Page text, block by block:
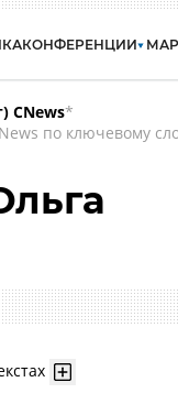
КОНФЕРЕНЦИИ
CNews*
по ключевому